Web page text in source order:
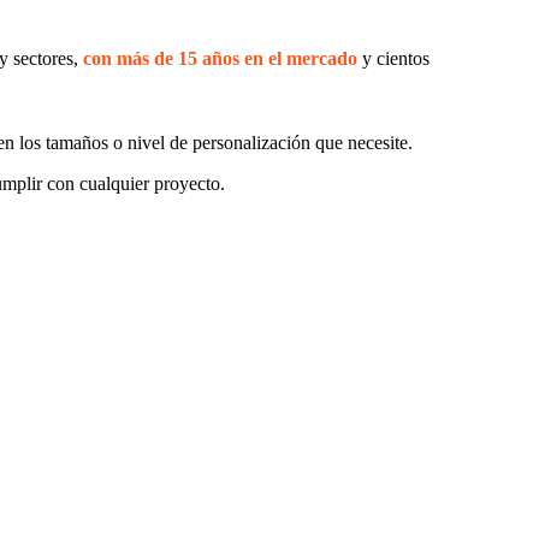
sectores,con más de 15 años en el mercado y cientos
los tamaños o nivel de personalización que necesite.
con cualquier proyecto.